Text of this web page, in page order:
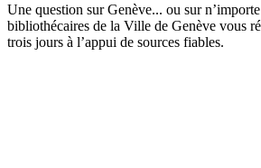
Une question sur Genève... ou sur
bibliothécaires de la Ville de Genève vous
trois jours à l’appui de sources fiables.